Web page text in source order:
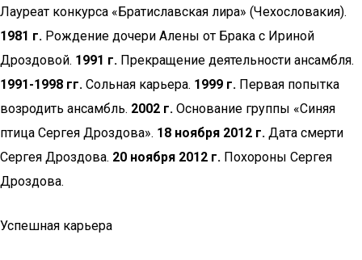
Лауреат конкурса «Братиславская лира» (Чехословакия).
1981 г. Рождение дочери Алены от Брака с Ириной
Дроздовой. 1991 г. Прекращение деятельности ансамбля.
1991-1998 гг. Сольная карьера. 1999 г. Первая попытка
возродить ансамбль. 2002 г. Основание группы «Синяя
птица Сергея Дроздова». 18 ноября 2012 г. Дата смерти
Сергея Дроздова. 20 ноября 2012 г. Похороны Сергея
Дроздова.
Успешная карьера